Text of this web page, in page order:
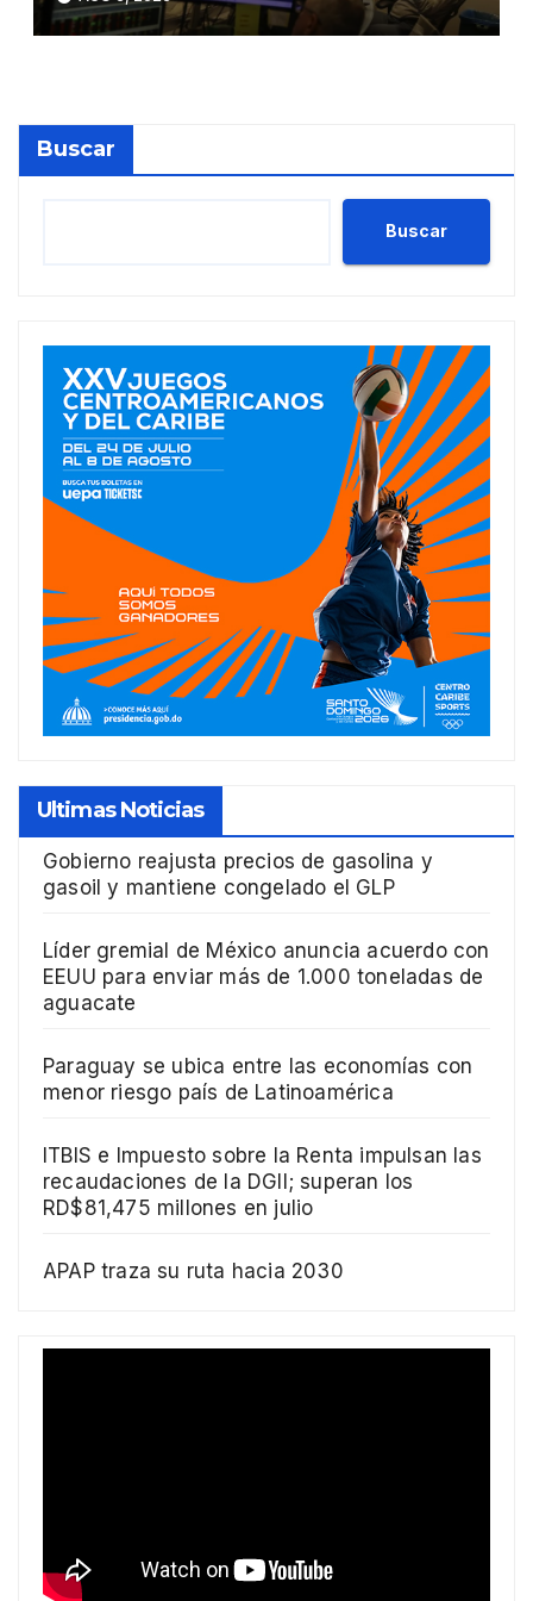
posible pacto para reabrir
Ormuz
Buscar
Buscar
Ultimas Noticias
Gobierno reajusta precios de gasolina y
gasoil y mantiene congelado el GLP
Líder gremial de México anuncia acuerdo con
EEUU para enviar más de 1.000 toneladas de
aguacate
Paraguay se ubica entre las economías con
menor riesgo país de Latinoamérica
ITBIS e Impuesto sobre la Renta impulsan las
recaudaciones de la DGII; superan los
RD$81,475 millones en julio
APAP traza su ruta hacia 2030